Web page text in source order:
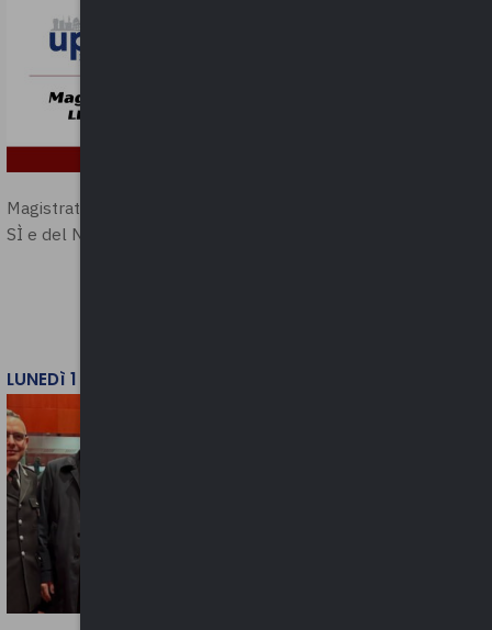
Magistratura e Costituzione. Le ragioni del
SÌ e del NO
LUNEDì 1 DICEMBRE 2025